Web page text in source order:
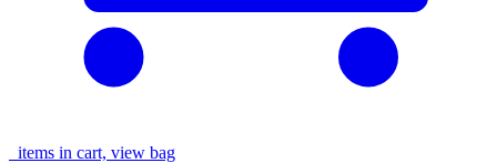
items in cart, view bag